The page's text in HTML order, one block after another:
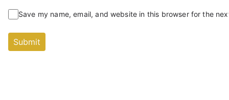
Save my name, email, and website in this browser for the